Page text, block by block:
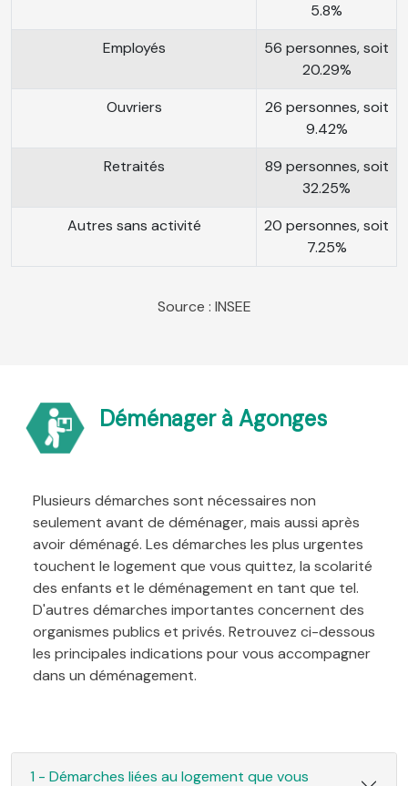
5.8%
Employés
56 personnes, soit
20.29%
Ouvriers
26 personnes, soit
9.42%
Retraités
89 personnes, soit
32.25%
Autres sans activité
20 personnes, soit
7.25%
Source : INSEE
Déménager à Agonges
Plusieurs démarches sont nécessaires non
seulement avant de déménager, mais aussi après
avoir déménagé. Les démarches les plus urgentes
touchent le logement que vous quittez, la scolarité
des enfants et le déménagement en tant que tel.
D'autres démarches importantes concernent des
organismes publics et privés. Retrouvez ci-dessous
les principales indications pour vous accompagner
dans un déménagement.
1 - Démarches liées au logement que vous